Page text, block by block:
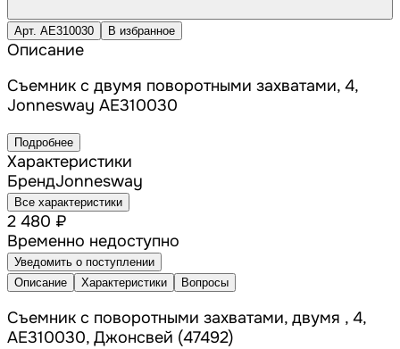
Арт. AE310030 В избранное
Описание
Съемник с двумя поворотными захватами, 4,
Jonnesway AE310030
Подробнее
Характеристики
БрендJonnesway
Все характеристики
2 480 ₽
Временно недоступно
Уведомить о поступлении
Описание
Характеристики Вопросы
Съемник с поворотными захватами, двумя , 4,
AE310030, Джонсвей (47492)